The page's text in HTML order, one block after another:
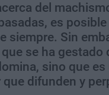
del
es
siempre. Sin
se ha gestado
sino que
difunden y